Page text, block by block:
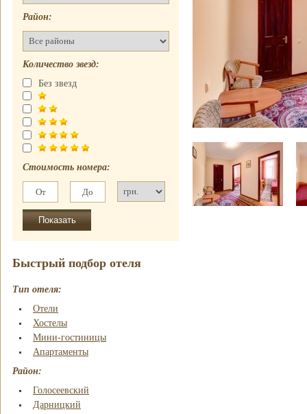
почасово
гостиницы
молодоженов
Район:
Количество звезд:
Без звезд
Стоимость номера:
Быстрый подбор отеля
Тип отеля:
Отели
Хостелы
Мини-гостиницы
Апартаменты
Район:
Голосеевский
Дарницкий